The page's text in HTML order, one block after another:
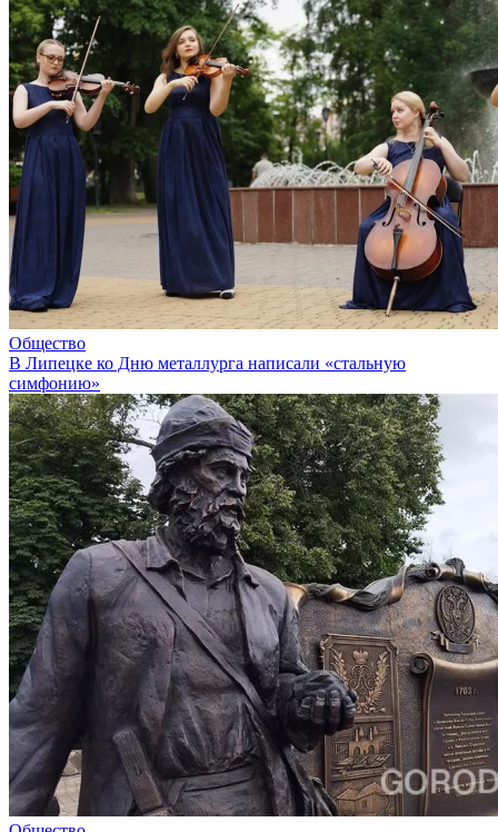
Общество
В Липецке ко Дню металлурга написали «стальную
симфонию»